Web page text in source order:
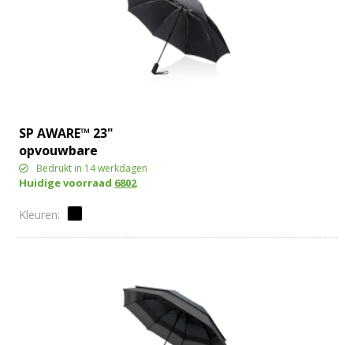
SP AWARE™ 23"
opvouwbare
omkeerbare auto
open/close paraplu
Bedrukt in 14 werkdagen
Huidige voorraad 6802